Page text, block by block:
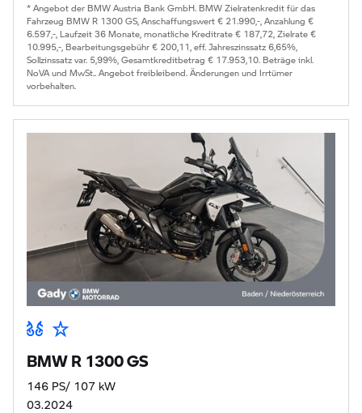
* Angebot der BMW Austria Bank GmbH. BMW Zielratenkredit für das
Fahrzeug BMW R 1300 GS, Anschaffungswert € 21.990,-, Anzahlung €
6.597,-, Laufzeit 36 Monate, monatliche Kreditrate € 187,72, Zielrate €
10.995,-, Bearbeitungsgebühr € 200,11, eff. Jahreszinssatz 6,65%,
Sollzinssatz var. 5,99%, Gesamtkreditbetrag € 17.953,10. Beträge inkl.
NoVA und MwSt.. Angebot freibleibend. Änderungen und Irrtümer
vorbehalten.
BMW R 1300 GS
146 PS/ 107 kW
03.2024